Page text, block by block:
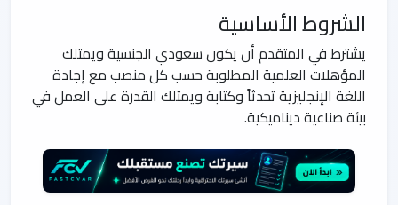
الشروط الأساسية
يشترط في المتقدم أن يكون سعودي الجنسية ويمتلك
المؤهلات العلمية المطلوبة حسب كل منصب مع إجادة
اللغة الإنجليزية تحدثاً وكتابة ويمتلك القدرة على العمل في
بيئة صناعية ديناميكية.